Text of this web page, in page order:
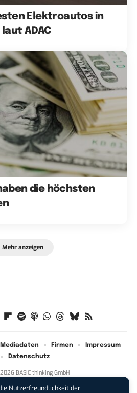
Nutzerfreundlichkeit der
Elektroautos in
ADAC
die höchsten
Mehr anzeigen
BASIC thinking GmbH
Mediadaten Firmen
Impressum
Datenschutz